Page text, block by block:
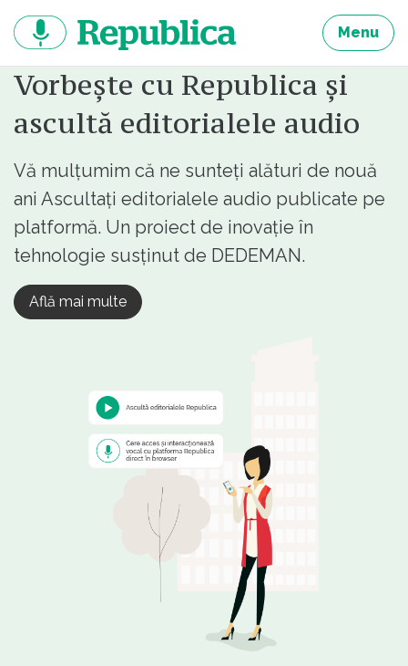
continut
Menu
Vorbește cu Republica și
ascultă editorialele audio
Vă mulțumim că ne sunteți alături de nouă
ani Ascultați editorialele audio publicate pe
platformă. Un proiect de inovație în
tehnologie susținut de DEDEMAN.
Află mai multe